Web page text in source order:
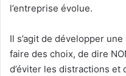
l’entreprise évolue.
Il s’agit de développer
faire des choix, de dire
d’éviter les distractions et